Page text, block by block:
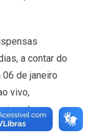
a contar do
de janeiro
vivo,
reuniões